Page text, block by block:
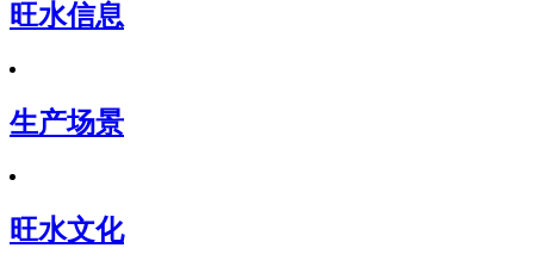
旺水信息
生产场景
旺水文化